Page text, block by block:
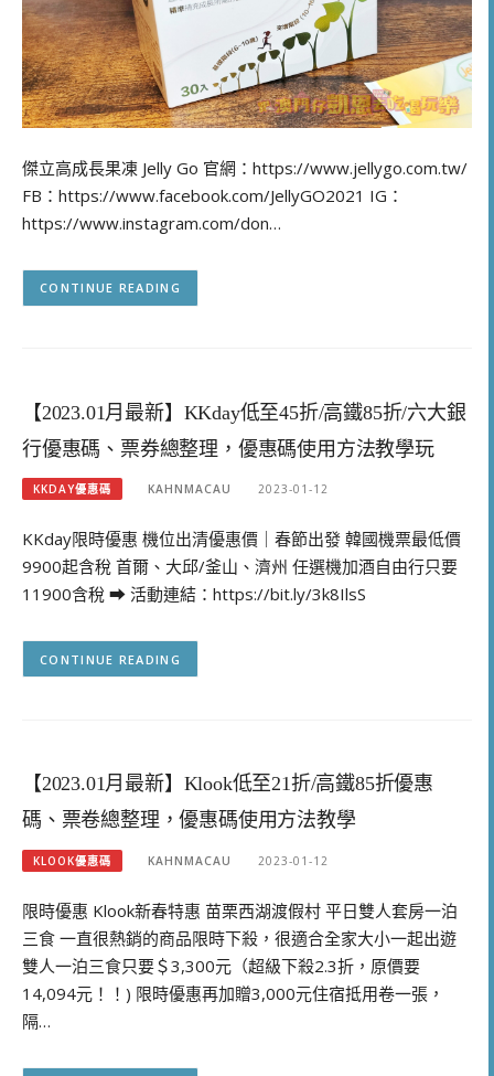
傑立高成長果凍 Jelly Go 官網：https://www.jellygo.com.tw/
FB：https://www.facebook.com/JellyGO2021 IG：
https://www.instagram.com/don…
CONTINUE READING
【2023.01月最新】KKday低至45折/高鐵85折/六大銀
行優惠碼、票券總整理，優惠碼使用方法教學玩
KKDAY優惠碼 KAHNMACAU 2023-01-12
KKday限時優惠 機位出清優惠價｜春節出發 韓國機票最低價
9900起含稅 首爾、大邱/釜山、濟州 任選機加酒自由行只要
11900含稅 ➡ 活動連結：https://bit.ly/3k8IlsS
CONTINUE READING
【2023.01月最新】Klook低至21折/高鐵85折優惠
碼、票卷總整理，優惠碼使用方法教學
KLOOK優惠碼 KAHNMACAU 2023-01-12
限時優惠 Klook新春特惠 苗栗西湖渡假村 平日雙人套房一泊
三食 一直很熱銷的商品限時下殺，很適合全家大小一起出遊
雙人一泊三食只要＄3,300元（超級下殺2.3折，原價要
14,094元！！) 限時優惠再加贈3,000元住宿抵用卷一張，
隔…